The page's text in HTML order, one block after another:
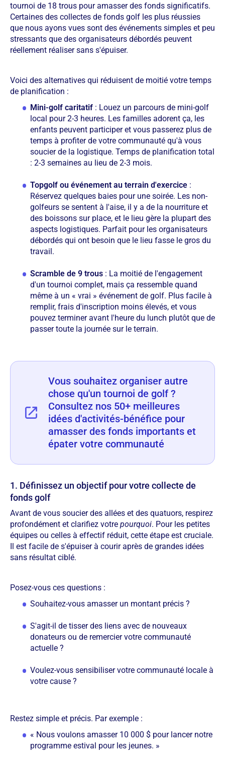
tournoi de 18 trous pour amasser des fonds significatifs.
Certaines des collectes de fonds golf les plus réussies
que nous ayons vues sont des événements simples et peu
stressants que des organisateurs débordés peuvent
réellement réaliser sans s'épuiser.
Voici des alternatives qui réduisent de moitié votre temps
de planification :
Mini-golf caritatif : Louez un parcours de mini-golf
local pour 2-3 heures. Les familles adorent ça, les
enfants peuvent participer et vous passerez plus de
temps à profiter de votre communauté qu'à vous
soucier de la logistique. Temps de planification total
: 2-3 semaines au lieu de 2-3 mois.
Topgolf ou événement au terrain d'exercice :
Réservez quelques baies pour une soirée. Les non-
golfeurs se sentent à l'aise, il y a de la nourriture et
des boissons sur place, et le lieu gère la plupart des
aspects logistiques. Parfait pour les organisateurs
débordés qui ont besoin que le lieu fasse le gros du
travail.
Scramble de 9 trous : La moitié de l'engagement
d'un tournoi complet, mais ça ressemble quand
même à un « vrai » événement de golf. Plus facile à
remplir, frais d'inscription moins élevés, et vous
pouvez terminer avant l'heure du lunch plutôt que de
passer toute la journée sur le terrain.
Vous souhaitez organiser autre
chose qu'un tournoi de golf ?
Consultez nos 50+ meilleures
idées d'activités-bénéfice pour
amasser des fonds importants et
épater votre communauté
1. Définissez un objectif pour votre collecte de
fonds golf
Avant de vous soucier des allées et des quatuors, respirez
profondément et clarifiez votre pourquoi. Pour les petites
équipes ou celles à effectif réduit, cette étape est cruciale.
Il est facile de s'épuiser à courir après de grandes idées
sans résultat ciblé.
Posez-vous ces questions :
Souhaitez-vous amasser un montant précis ?
S'agit-il de tisser des liens avec de nouveaux
donateurs ou de remercier votre communauté
actuelle ?
Voulez-vous sensibiliser votre communauté locale à
votre cause ?
Restez simple et précis. Par exemple :
« Nous voulons amasser 10 000 $ pour lancer notre
programme estival pour les jeunes. »